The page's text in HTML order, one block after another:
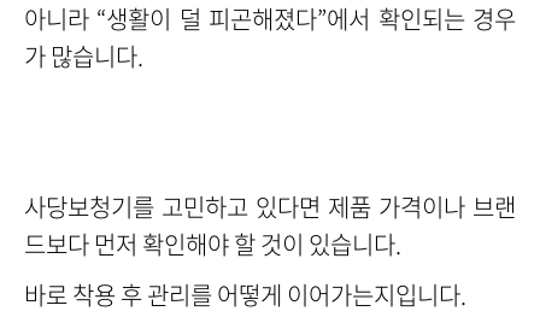
아니라 “생활이 덜 피곤해졌다”에서 확인되는 경우
가 많습니다.
사당보청기를 고민하고 있다면 제품 가격이나 브랜
드보다 먼저 확인해야 할 것이 있습니다.
바로 착용 후 관리를 어떻게 이어가는지입니다.